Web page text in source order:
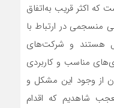
که اکثر قریب به‌‌‌اتفاق
منسجمی در ارتباط با
هستند و شرکت‌های
مناسب و کاربردی
از وجود این مشکل و
شاهدیم که اقدام